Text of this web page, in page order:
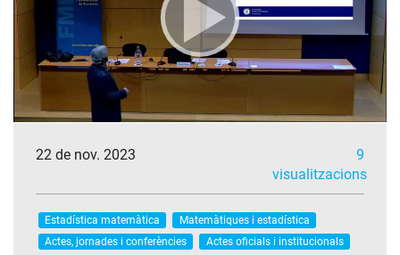
22 de nov. 2023
9
visualitzacions
Estadística matemàtica
Matemàtiques i estadística
Actes, jornades i conferències
Actes oficials i institucionals